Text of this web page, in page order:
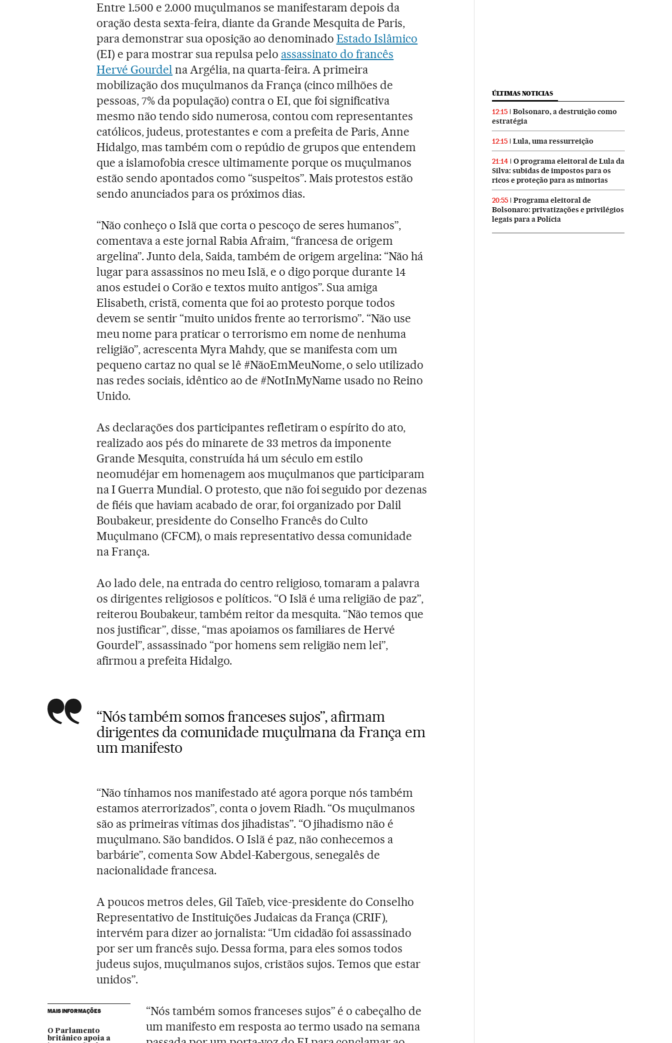
Entre 1.500 e 2.000 muçulmanos se manifestaram depois da
oração desta sexta-feira, diante da Grande Mesquita de Paris,
para demonstrar sua oposição ao denominado Estado Islâmico
(EI) e para mostrar sua repulsa pelo assassinato do francês
Hervé Gourdel na Argélia, na quarta-feira. A primeira
mobilização dos muçulmanos da França (cinco milhões de
pessoas, 7% da população) contra o EI, que foi significativa
mesmo não tendo sido numerosa, contou com representantes
católicos, judeus, protestantes e com a prefeita de Paris, Anne
Hidalgo, mas também com o repúdio de grupos que entendem
que a islamofobia cresce ultimamente porque os muçulmanos
estão sendo apontados como “suspeitos”. Mais protestos estão
sendo anunciados para os próximos dias.
“Não conheço o Islã que corta o pescoço de seres humanos”,
comentava a este jornal Rabia Afraim, “francesa de origem
argelina”. Junto dela, Saida, também de origem argelina: “Não há
lugar para assassinos no meu Islã, e o digo porque durante 14
anos estudei o Corão e textos muito antigos”. Sua amiga
Elisabeth, cristã, comenta que foi ao protesto porque todos
devem se sentir “muito unidos frente ao terrorismo”. “Não use
meu nome para praticar o terrorismo em nome de nenhuma
religião”, acrescenta Myra Mahdy, que se manifesta com um
pequeno cartaz no qual se lê #NãoEmMeuNome, o selo utilizado
nas redes sociais, idêntico ao de #NotInMyName usado no Reino
Unido.
As declarações dos participantes refletiram o espírito do ato,
realizado aos pés do minarete de 33 metros da imponente
Grande Mesquita, construída há um século em estilo
neomudéjar em homenagem aos muçulmanos que participaram
na I Guerra Mundial. O protesto, que não foi seguido por dezenas
de fiéis que haviam acabado de orar, foi organizado por Dalil
Boubakeur, presidente do Conselho Francês do Culto
Muçulmano (CFCM), o mais representativo dessa comunidade
na França.
Ao lado dele, na entrada do centro religioso, tomaram a palavra
os dirigentes religiosos e políticos. “O Islã é uma religião de paz”,
reiterou Boubakeur, também reitor da mesquita. “Não temos que
nos justificar”, disse, “mas apoiamos os familiares de Hervé
Gourdel”, assassinado “por homens sem religião nem lei”,
afirmou a prefeita Hidalgo.
“Nós também somos franceses sujos”, afirmam
dirigentes da comunidade muçulmana da França em
um manifesto
“Não tínhamos nos manifestado até agora porque nós também
estamos aterrorizados”, conta o jovem Riadh. “Os muçulmanos
são as primeiras vítimas dos jihadistas”. “O jihadismo não é
muçulmano. São bandidos. O Islã é paz, não conhecemos a
barbárie”, comenta Sow Abdel-Kabergous, senegalês de
nacionalidade francesa.
A poucos metros deles, Gil Taïeb, vice-presidente do Conselho
Representativo de Instituições Judaicas da França (CRIF),
intervém para dizer ao jornalista: “Um cidadão foi assassinado
por ser um francês sujo. Dessa forma, para eles somos todos
judeus sujos, muçulmanos sujos, cristãos sujos. Temos que estar
unidos”.
MAIS INFORMAÇÕES
O Parlamento
britânico apoia a
“Nós também somos franceses sujos” é o cabeçalho de
um manifesto em resposta ao termo usado na semana
ÚLTIMAS NOTICIAS
12:15
Bolsonaro, a destruição como
estratégia
12:15 Lula, uma ressurreição
21:14
O programa eleitoral de Lula da
Silva: subidas de impostos para os
ricos e proteção para as minorias
20:55
Programa eleitoral de
Bolsonaro: privatizações e privilégios
legais para a Polícia